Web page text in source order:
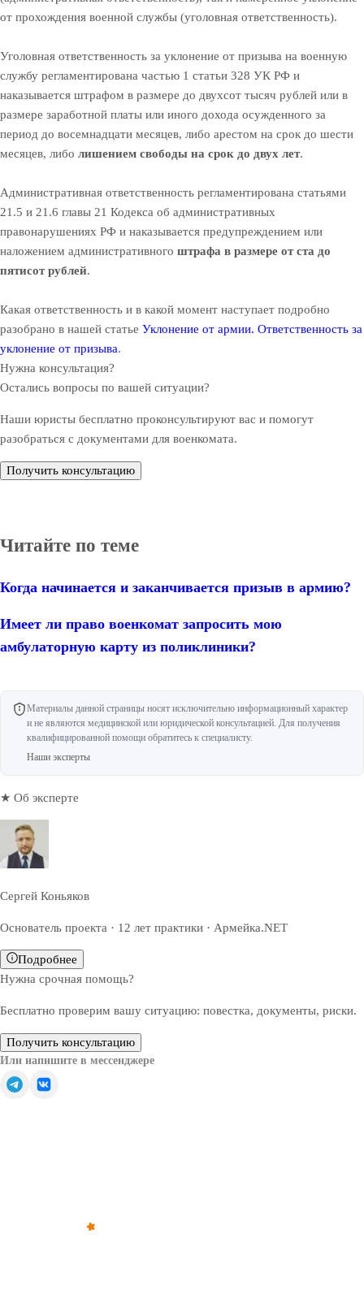
от прохождения военной службы (уголовная ответственность).
Уголовная ответственность за уклонение от призыва на военную
службу регламентирована частью 1 статьи 328 УК РФ и
наказывается штрафом в размере до двухсот тысяч рублей или в
размере заработной платы или иного дохода осужденного за
период до восемнадцати месяцев, либо арестом на срок до шести
месяцев, либо лишением свободы на срок до двух лет.
Административная ответственность регламентирована статьями
21.5 и 21.6 главы 21 Кодекса об административных
правонарушениях РФ и наказывается предупреждением или
наложением административного штрафа в размере от ста до
пятисот рублей.
Какая ответственность и в какой момент наступает подробно
разобрано в нашей статье Уклонение от армии. Ответственность за
уклонение от призыва.
Нужна консультация?
Остались вопросы по вашей ситуации?
Наши юристы бесплатно проконсультируют вас и помогут
разобраться с документами для военкомата.
Получить консультацию
Читайте по теме
Когда начинается и заканчивается призыв в армию?
Имеет ли право военкомат запросить мою
амбулаторную карту из поликлиники?
Материалы данной страницы носят исключительно информационный характер
и не являются медицинской или юридической консультацией. Для получения
квалифицированной помощи обратитесь к специалисту.
Наши эксперты
★ Об эксперте
Сергей Коньяков
Основатель проекта · 12 лет практики · Армейка.NET
Подробнее
Нужна срочная помощь?
Бесплатно проверим вашу ситуацию: повестка, документы, риски.
Получить консультацию
Или напишите в мессенджере